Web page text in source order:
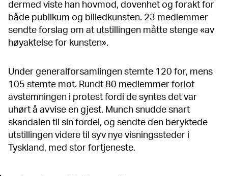
dermed viste han hovmod, dovenhet og forakt for
både publikum og billedkunsten. 23 medlemmer
sendte forslag om at utstillingen måtte stenge «av
høyaktelse for kunsten».
Under generalforsamlingen stemte 120 for, mens
105 stemte mot. Rundt 80 medlemmer forlot
avstemningen i protest fordi de syntes det var
uhørt å avvise en gjest. Munch snudde snart
skandalen til sin fordel, og sendte den beryktede
utstillingen videre til syv nye visningssteder i
Tyskland, med stor fortjeneste.